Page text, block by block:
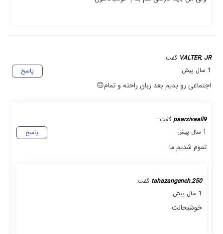
VALTER. JR گفت:
پاسخ
1 سال پیش
اجتماعی رو بدیم بعد زبان راحته و تمام🙃
paarzivaall9 گفت:
پاسخ
1 سال پیش
تموم شدیم ما
tahazangeneh.250 گفت:
1 سال پیش
خوشبحالت